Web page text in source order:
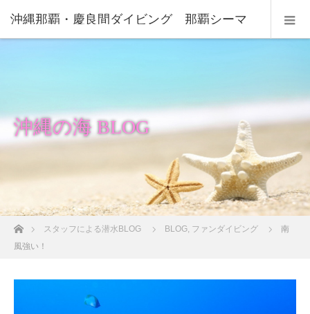
沖縄那覇・慶良間ダイビング 那覇シーマ
沖縄の海 BLOG
ホームスタッフによる潜水BLOG BLOG, ファンダイビング
南
風強い！